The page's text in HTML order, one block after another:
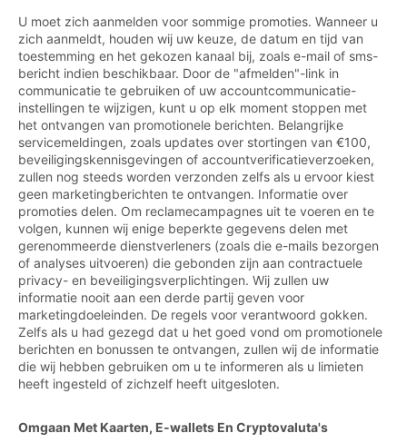
U moet zich aanmelden voor sommige promoties. Wanneer u
zich aanmeldt, houden wij uw keuze, de datum en tijd van
toestemming en het gekozen kanaal bij, zoals e-mail of sms-
bericht indien beschikbaar. Door de "afmelden"-link in
communicatie te gebruiken of uw accountcommunicatie-
instellingen te wijzigen, kunt u op elk moment stoppen met
het ontvangen van promotionele berichten. Belangrijke
servicemeldingen, zoals updates over stortingen van €100,
beveiligingskennisgevingen of accountverificatieverzoeken,
zullen nog steeds worden verzonden zelfs als u ervoor kiest
geen marketingberichten te ontvangen. Informatie over
promoties delen. Om reclamecampagnes uit te voeren en te
volgen, kunnen wij enige beperkte gegevens delen met
gerenommeerde dienstverleners (zoals die e-mails bezorgen
of analyses uitvoeren) die gebonden zijn aan contractuele
privacy- en beveiligingsverplichtingen. Wij zullen uw
informatie nooit aan een derde partij geven voor
marketingdoeleinden. De regels voor verantwoord gokken.
Zelfs als u had gezegd dat u het goed vond om promotionele
berichten en bonussen te ontvangen, zullen wij de informatie
die wij hebben gebruiken om u te informeren als u limieten
heeft ingesteld of zichzelf heeft uitgesloten.
Omgaan Met Kaarten, E-wallets En Cryptovaluta's